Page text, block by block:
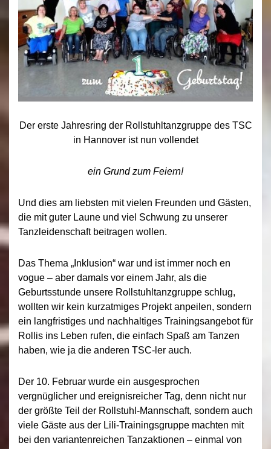
Der erste Jahresring der Rollstuhltanzgruppe des TSC
in Hannover ist nun vollendet
ein Grund zum Feiern!
Und dies am liebsten mit vielen Freunden und Gästen,
die mit guter Laune und viel Schwung zu unserer
Tanzleidenschaft beitragen wollen.
Das Thema „Inklusion“ war und ist immer noch en
vogue – aber damals vor einem Jahr, als die
Geburtsstunde unsere Rollstuhltanzgruppe schlug,
wollten wir kein kurzatmiges Projekt anpeilen, sondern
ein langfristiges und nachhaltiges Trainingsangebot für
Rollis ins Leben rufen, die einfach Spaß am Tanzen
haben, wie ja die anderen TSC-ler auch.
Der 10. Februar wurde ein ausgesprochen
vergnüglicher und ereignisreicher Tag, denn nicht nur
der größte Teil der Rollstuhl-Mannschaft, sondern auch
viele Gäste aus der Lili-Trainingsgruppe machten mit
bei den variantenreichen Tanzaktionen – einmal von